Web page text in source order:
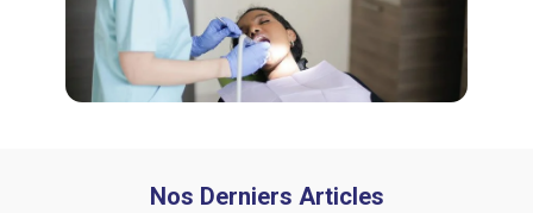
Nos Derniers Articles